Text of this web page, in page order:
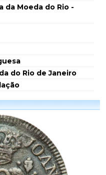
da Moeda do Rio -
do Rio de Janeiro